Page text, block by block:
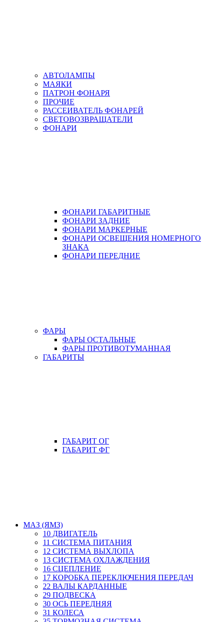
АВТОЛАМПЫ
МАЯКИ
ПАТРОН ФОНАРЯ
ПРОЧИЕ
РАССЕИВАТЕЛЬ ФОНАРЕЙ
СВЕТОВОЗВРАЩАТЕЛИ
ФОНАРИ
ФОНАРИ ГАБАРИТНЫЕ
ФОНАРИ ЗАДНИЕ
ФОНАРИ МАРКЕРНЫЕ
ФОНАРИ ОСВЕЩЕНИЯ НОМЕРНОГО
ЗНАКА
ФОНАРИ ПЕРЕДНИЕ
ФАРЫ
ФАРЫ ОСТАЛЬНЫЕ
ФАРЫ ПРОТИВОТУМАННАЯ
ГАБАРИТЫ
ГАБАРИТ ОГ
ГАБАРИТ ФГ
МАЗ (ЯМЗ)
10 ДВИГАТЕЛЬ
11 СИСТЕМА ПИТАНИЯ
12 СИСТЕМА ВЫХЛОПА
13 СИСТЕМА ОХЛАЖДЕНИЯ
16 СЦЕПЛЕНИЕ
17 КОРОБКА ПЕРЕКЛЮЧЕНИЯ ПЕРЕДАЧ
22 ВАЛЫ КАРДАННЫЕ
29 ПОДВЕСКА
30 ОСЬ ПЕРЕДНЯЯ
31 КОЛЕСА